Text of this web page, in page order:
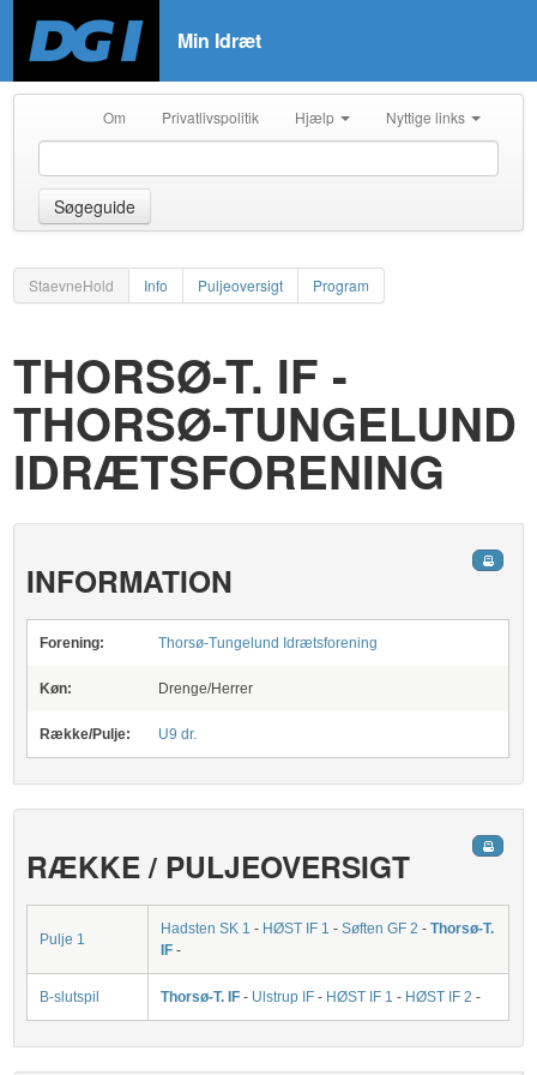
Min Idræt
Om Privatlivspolitik Hjælp Nyttige links
Søgeguide
StaevneHold Info Puljeoversigt Program
THORSØ-T. IF -
THORSØ-TUNGELUND
IDRÆTSFORENING
INFORMATION
Forening: Thorsø-Tungelund Idrætsforening
Køn: Drenge/Herrer
Række/Pulje: U9 dr.
RÆKKE / PULJEOVERSIGT
Pulje 1
Hadsten SK 1 - HØST IF 1 -Søften GF 2 -Thorsø-T.
IF -
B-slutspil Thorsø-T. IF - Ulstrup IF - HØST IF 1 - HØST IF 2 -